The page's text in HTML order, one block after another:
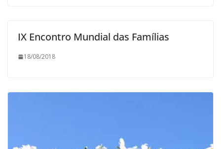
IX Encontro Mundial das Famílias
18/08/2018